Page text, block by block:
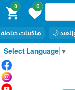
Select Language ▼
0
favorite
0
shopping_cart
🌙 ماكينات خياطة